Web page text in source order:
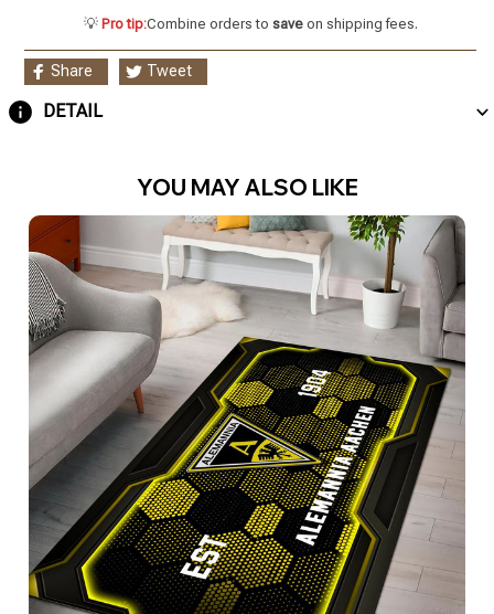
💡 Pro tip:Combine orders to saveon shipping fees.
Share Tweet
DETAIL
YOU MAY ALSO LIKE